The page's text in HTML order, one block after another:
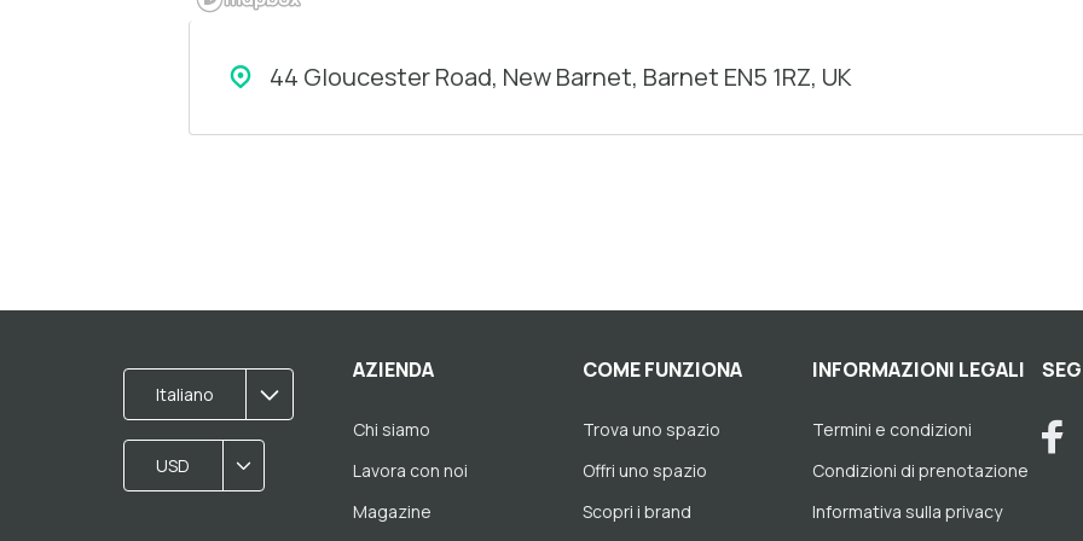
44 Gloucester Road, New Barnet, Barnet EN5 1RZ, UK
Italiano
USD
AZIENDA
Chi siamo
Lavora con noi
Magazine
COME FUNZIONA
Trova uno spazio
Offri uno spazio
Scopri i brand
INFORMAZIONI LEGALI
Termini e condizioni
Condizioni di prenotazione
Informativa sulla privacy